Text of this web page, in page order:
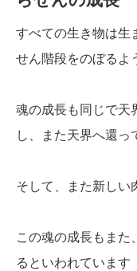
すべての生き物は生
せん階段をのぼるよ
魂の成長も同じで天
し、また天界へ還っ
そして、また新しい
この魂の成長もまた
るといわれています